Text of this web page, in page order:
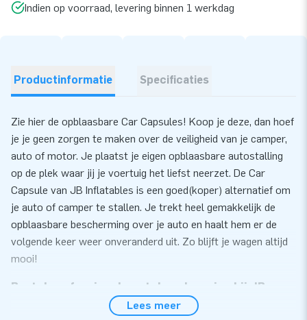
Indien op voorraad, levering binnen 1 werkdag
Productinformatie Specificaties
Zie hier de opblaasbare Car Capsules! Koop je deze, dan hoef
je je geen zorgen te maken over de veiligheid van je camper,
auto of motor. Je plaatst je eigen opblaasbare autostalling
op de plek waar jij je voertuig het liefst neerzet. De Car
Capsule van JB Inflatables is een goed(koper) alternatief om
je auto of camper te stallen. Je trekt heel gemakkelijk de
opblaasbare bescherming over je auto en haalt hem er de
volgende keer weer onveranderd uit. Zo blijft je wagen altijd
mooi!
Bestel professionele autobescherming bij JB
Lees meer